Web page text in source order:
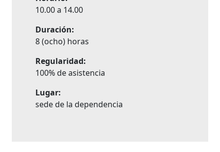
10.00 a 14.00
Duración:
8 (ocho) horas
Regularidad:
100% de asistencia
Lugar:
sede de la dependencia